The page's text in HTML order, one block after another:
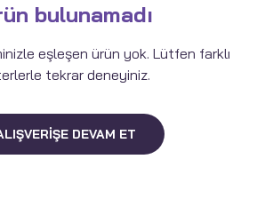
bulunamadı
eşleşen ürün yok. Lütfen farklı
tekrar deneyiniz.
DEVAM ET